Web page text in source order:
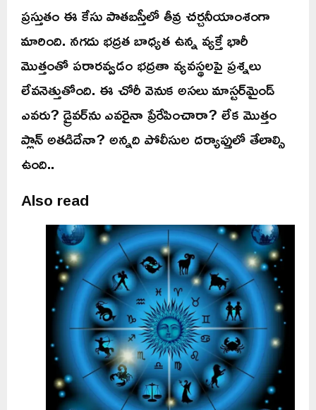
ప్రస్తుతం ఈ కేసు పాతబస్తీలో తీవ్ర చర్చనీయాంశంగా
మారింది. నగదు భద్రత బాధ్యత ఉన్న వ్యక్తే భారీ
మొత్తంతో పరారవ్వడం భద్రతా వ్యవస్థలపై ప్రశ్నలు
లేవనెత్తుతోంది. ఈ చోరీ వెనుక అసలు మాస్టర్‌మైండ్
ఎవరు? డ్రైవర్‌ను ఎవరైనా ప్రేరేపించారా? లేక మొత్తం
ప్లాన్ అతడిదేనా? అన్నది పోలీసుల దర్యాప్తులో తేలాల్సి
ఉంది..
Also read